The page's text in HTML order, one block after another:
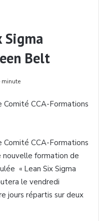
Sigma
Belt
Comité CCA-Formations
Comité CCA-Formations
nouvelle formation de
« Lean Six Sigma
le vendredi
jours répartis sur deux